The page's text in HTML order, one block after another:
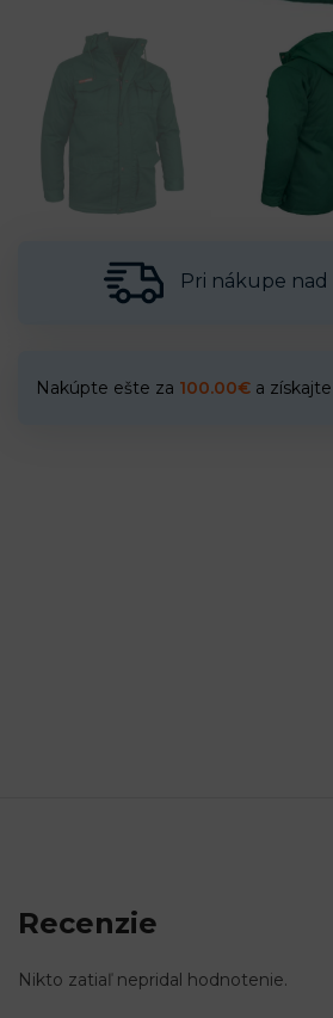
Pri nákupe nad
Nakúpte ešte za 100.00€ a získajte
Recenzie
Nikto zatiaľ nepridal hodnotenie.